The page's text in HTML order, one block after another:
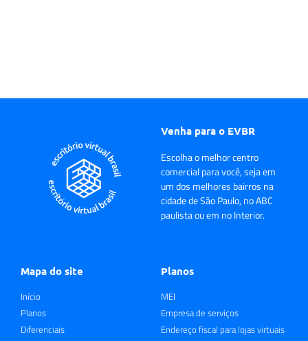
Venha para o EVBR
Escolha o melhor centro
comercial para você, seja em
um dos melhores bairros na
cidade de São Paulo, no ABC
paulista ou em no Interior.
Mapa do site
Início
Planos
Diferenciais
Planos
MEI
Empresa de serviços
Endereço fiscal para lojas virtuais